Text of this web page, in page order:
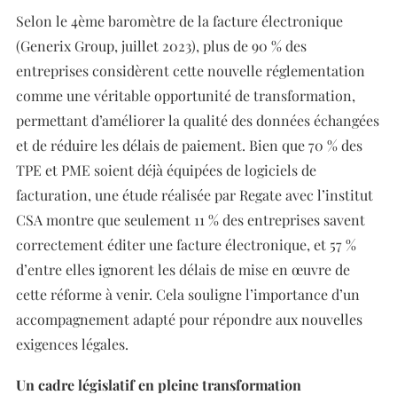
Selon le 4ème baromètre de la facture électronique
(Generix Group, juillet 2023), plus de 90 % des
entreprises considèrent cette nouvelle réglementation
comme une véritable opportunité de transformation,
permettant d’améliorer la qualité des données échangées
et de réduire les délais de paiement. Bien que 70 % des
TPE et PME soient déjà équipées de logiciels de
facturation, une étude réalisée par Regate avec l’institut
CSA montre que seulement 11 % des entreprises savent
correctement éditer une facture électronique, et 57 %
d’entre elles ignorent les délais de mise en œuvre de
cette réforme à venir. Cela souligne l’importance d’un
accompagnement adapté pour répondre aux nouvelles
exigences légales.
Un cadre législatif en pleine transformation